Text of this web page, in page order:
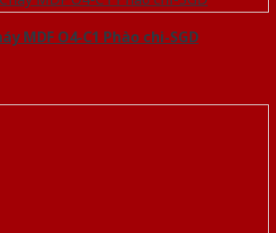
MDF O4-C1 Phào chi-SGD